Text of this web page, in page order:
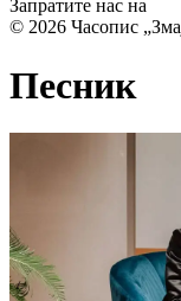
Запратите нас на
© 2026 Часопис
Песник